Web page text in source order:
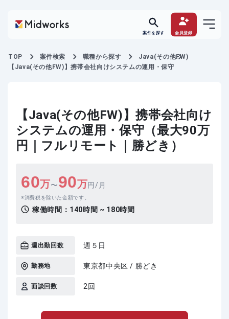
案件を探す 会員登録
TOP 案件検索 職種から探す
Java(その他FW)
【Java(その他FW)】携帯会社向けシステムの運用・保守
【Java(その他FW)】携帯会社向け
システムの運用・保守（最大90万
円｜フルリモート｜勝どき）
60万〜90万円/月
消費税を除いた金額です。
稼働時間： 140時間 ~ 180時間
週出勤回数 週５日
勤務地 東京都中央区 / 勝どき
面談回数 2回